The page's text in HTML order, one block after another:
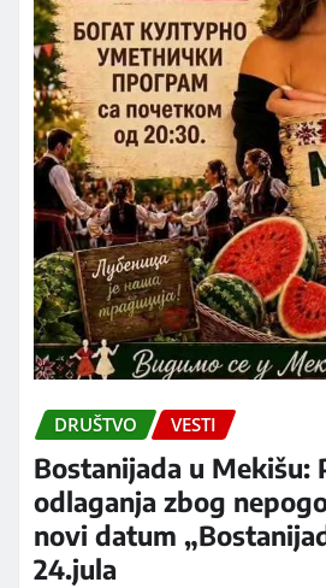
DRUŠTVO VESTI
Bostanijada u Mekišu:
odlaganja zbog
novi datum
24.jula